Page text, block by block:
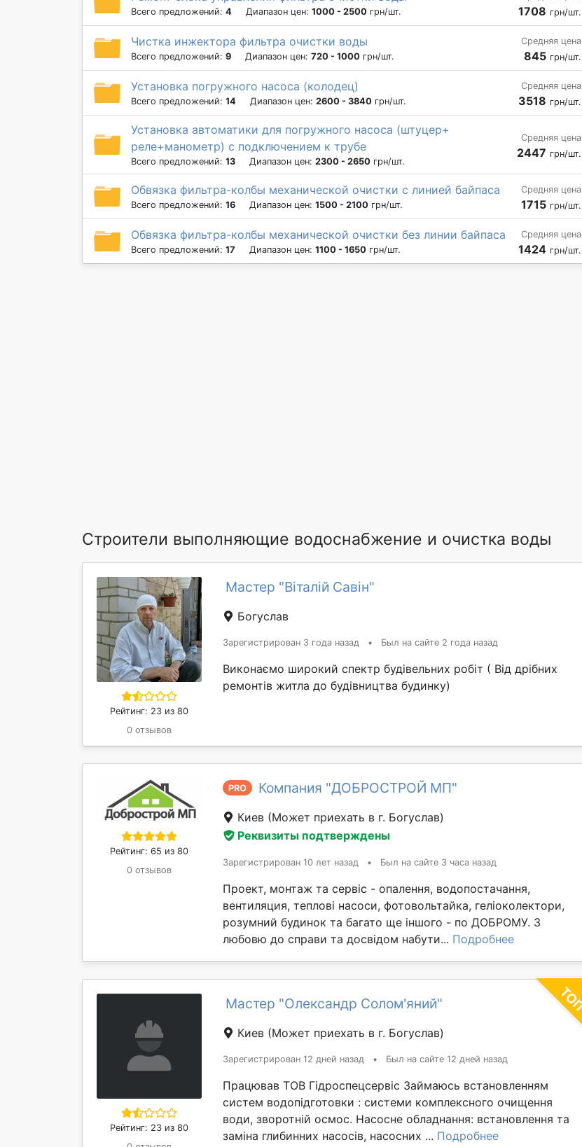
Всего предложений: 4 Диапазон цен: 1000 - 2500 грн/шт. 1708 грн/шт.
Чистка инжектора фильтра очистки воды
Всего предложений: 9 Диапазон цен: 720 - 1000 грн/шт.
Средняя цена
845 грн/шт.
Установка погружного насоса (колодец)
Всего предложений: 14 Диапазон цен: 2600 - 3840 грн/шт.
Средняя цена
3518 грн/шт.
Установка автоматики для погружного насоса (штуцер+
реле+манометр) с подключением к трубе
Всего предложений: 13 Диапазон цен: 2300 - 2650 грн/шт.
Средняя цена
2447 грн/шт.
Обвязка фильтра-колбы механической очистки с линией байпаса
Всего предложений: 16 Диапазон цен: 1500 - 2100 грн/шт.
Средняя цена
1715 грн/шт.
Обвязка фильтра-колбы механической очистки без линии байпаса
Всего предложений: 17 Диапазон цен: 1100 - 1650 грн/шт.
Средняя цена
1424 грн/шт.
Строители выполняющие водоснабжение и очистка воды
Рейтинг: 23 из 80
0 отзывов
Мастер "Віталій Савін"
Богуслав
Зарегистрирован 3 года назад • Был на сайте 2 года назад
Виконаємо широкий спектр будівельних робіт ( Від дрібних
ремонтів житла до будівництва будинку)
Рейтинг: 65 из 80
0 отзывов
PRO Компания "ДОБРОСТРОЙ МП"
Киев (Может приехать в г. Богуслав)
Реквизиты подтверждены
Зарегистрирован 10 лет назад • Был на сайте 3 часа назад
Проект, монтаж та сервіс - опалення, водопостачання,
вентиляция, теплові насоси, фотовольтайка, геліоколектори,
розумний будинок та багато ще іншого - по ДОБРОМУ. З
любовю до справи та досвідом набути... Подробнее
Рейтинг: 23 из 80
Мастер "Олександр Солом'яний"
Киев (Может приехать в г. Богуслав)
Зарегистрирован 12 дней назад • Был на сайте 12 дней назад
Працював ТОВ Гідроспецсервіс Займаюсь встановленням
систем водопідготовки : системи комплексного очищення
води, зворотній осмос. Насосне обладнання: встановлення та
заміна глибинних насосів, насосних ... Подробнее